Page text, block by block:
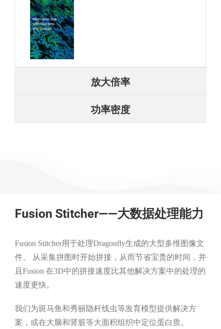
放大倍率
功率密度
Fusion Stitcher——大数据处理能力
Fusion Stitcher用于处理Dragonfly生成的大型多维图像文
件。 从采集拼图时开始拼接，从而节省宝贵的时间，并
且Fusion 在3D中的拼接速度比其他解决方案中的处理的
速度更快。
我们为斑马鱼和秀丽隐杆线虫等发育模型提供解决方
案，或在大脑和肾脏等大面积组织中定位蛋白质。